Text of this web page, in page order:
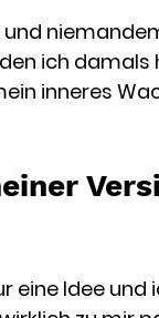
ich damals
inneres
eine Idee